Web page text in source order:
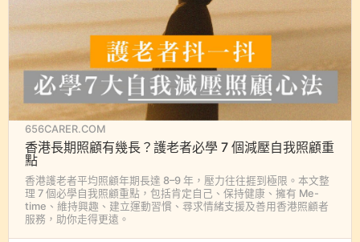
656CARER.COM
香港長期照顧有幾長？護老者必學 7 個減壓自我照顧重
點
香港護老者平均照顧年期長達 8–9 年，壓力往往捱到極限。本文整
理 7 個必學自我照顧重點，包括肯定自己、保持健康、擁有 Me-
time、維持興趣、建立運動習慣、尋求情緒支援及善用香港照顧者
服務，助你走得更遠。